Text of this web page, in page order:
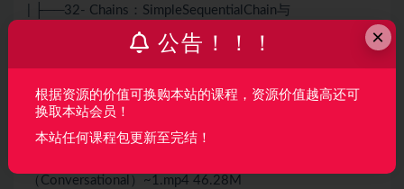
| ├──32- Chains：SimpleSequentialChain与
SequentialChain~1.mp4 16.91M
Memory~1.mp4 18.27M
| ├──35-Agent：引入与示例~1.mp4 20.29M
（Conversational）~1.mp4 46.28M
×
公告！！！
根据资源的价值可换购本站的课程，资源价值越高还可
换取本站会员！
本站任何课程包更新至完结！